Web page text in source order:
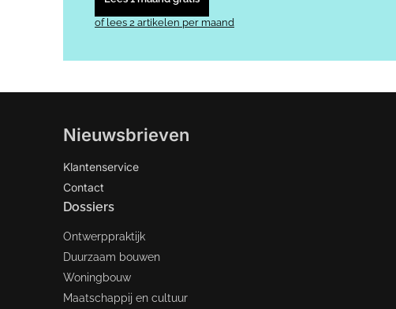
of lees 2 artikelen per maand
Nieuwsbrieven
Klantenservice
Contact
Dossiers
Ontwerppraktijk
Duurzaam bouwen
Woningbouw
Maatschappij en cultuur